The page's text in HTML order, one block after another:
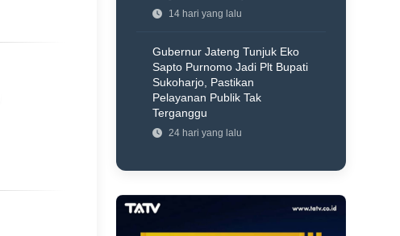
14 hari yang lalu
Gubernur Jateng Tunjuk Eko
Sapto Purnomo Jadi Plt Bupati
Sukoharjo, Pastikan
Pelayanan Publik Tak
Terganggu
24 hari yang lalu